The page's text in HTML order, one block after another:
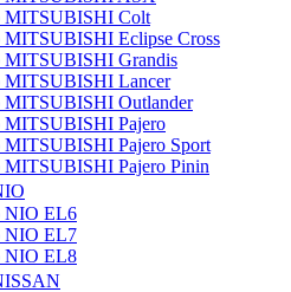
MITSUBISHI Colt
MITSUBISHI Eclipse Cross
MITSUBISHI Grandis
MITSUBISHI Lancer
MITSUBISHI Outlander
MITSUBISHI Pajero
MITSUBISHI Pajero Sport
MITSUBISHI Pajero Pinin
NIO EL6
NIO EL7
NIO EL8